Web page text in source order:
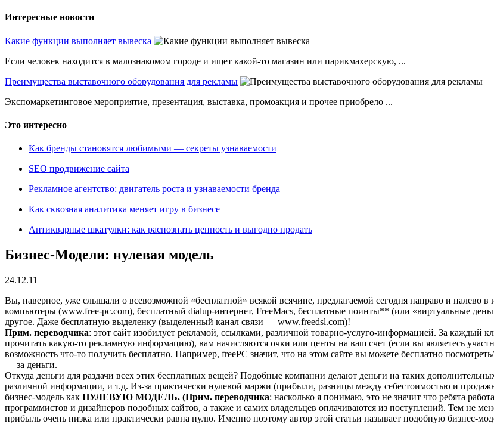
Интересные новости
Какие функции выполняет вывеска
Если человек находится в малознакомом городе и ищет какой-то магазин или парикмахерскую, ...
Преимущества выставочного оборудования для рекламы
Экспомаркетинговое мероприятие, презентация, выставка, промоакция и прочее приобрело ...
Это интересно
Как бренды становятся любимыми — секреты узнаваемости
SEO продвижение сайта
Рекламное агентство: двигатель роста и узнаваемости бренда
Как сквозная аналитика меняет игру в бизнесе
Антикварные шкатулки: как распознать ценность и выгодно продать
Бизнес-Модели: нулевая модель
24.12.11
Вы, наверное, уже слышали о всевозможной «бесплатной» всякой всячине, предлагаемой сегодня направо и налево
компьютеры (www.free-pc.com), бесплатный dialup-интернет, FreeMacs, бесплатные поинты** (или «виртуальные
другое. Даже бесплатную выделенку (выделенный канал связи — www.freedsl.com)!
Прим. переводчика: этот сайт изобилует рекламой, ссылками, различной товарно-услуго-информацией. За каждый
прочитать какую-то рекламную информацию), вам начисляются очки или центы на ваш счет (если вы являетесь
возможность что-то получить бесплатно. Например, freePC значит, что на этом сайте вы можете бесплатно
— за деньги.
Откуда деньги для раздачи всех этих бесплатных вещей? Подобные компании делают деньги на таких
различной информации, и т.д. Из-за практически нулевой маржи (прибыли, разницы между себестоимостью и
бизнес-модель как НУЛЕВУЮ МОДЕЛЬ. (Прим. переводчика: насколько я понимаю, это не значит что ребята
программистов и дизайнеров подобных сайтов, а также и самих владельцев оплачиваются из поступлений. Тем не
прибыль очень низка или практически равна нулю. Именно поэтому автор этой статьи называет подобную бизнес-